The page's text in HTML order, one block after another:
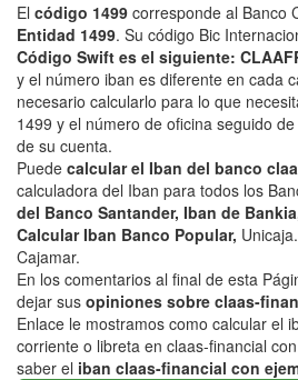
El código 1499 corresponde al Banco
Entidad 1499. Su código Bic
Código Swift es el siguiente:
y el número iban es diferente en cada
necesario calcularlo para lo que
1499 y el número de oficina seguido
de su cuenta.
Puede calcular el Iban del banco
calculadora del Iban para todos los
del Banco Santander, Iban de
Calcular Iban Banco Popular,
Cajamar.
En los comentarios al final de esta
dejar sus opiniones sobre claas-
Enlace le mostramos como calcular el
corriente o libreta en claas-financial
saber el iban claas-financial con